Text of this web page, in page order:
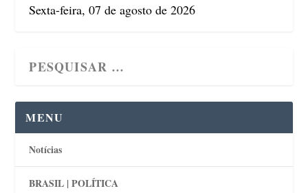
Sexta-feira, 07 de agosto de 2026
MENU
Notícias
BRASIL | POLÍTICA